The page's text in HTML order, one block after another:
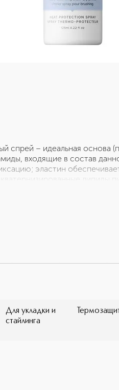
спрей – идеальная основа
входящие в состав
эластин
липиды
особый шарм процедуре
Для укладки и
стайлинга